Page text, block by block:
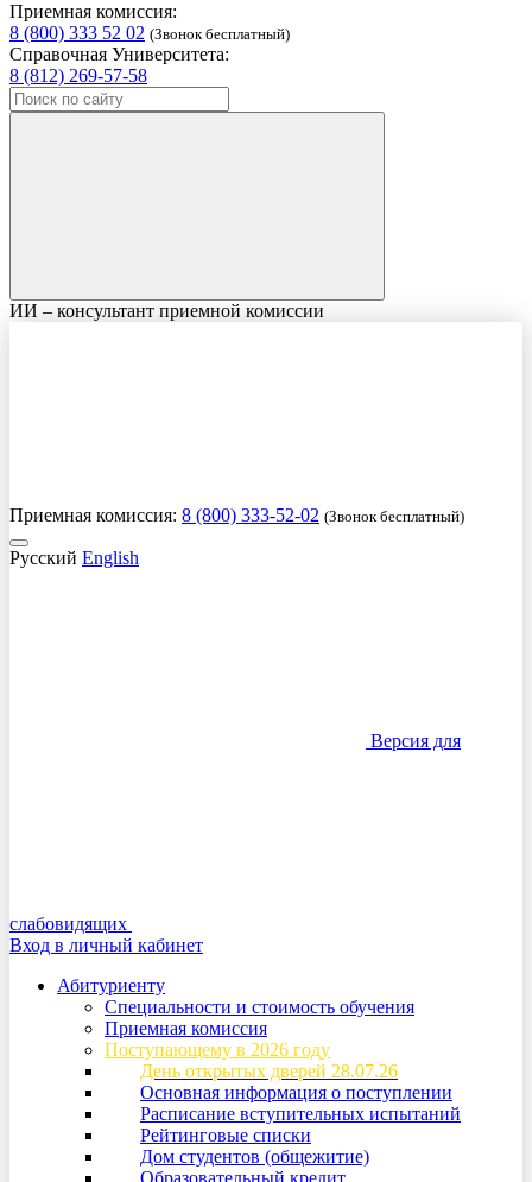
Приемная комиссия:
8 (800) 333 52 02 (Звонок бесплатный)
Справочная Университета:
8 (812) 269-57-58
ИИ – консультант приемной комиссии
Приемная комиссия: 8 (800) 333-52-02 (Звонок бесплатный)
Русский English
Версия для
слабовидящих
Вход в личный кабинет
Абитуриенту
Специальности и стоимость обучения
Приемная комиссия
Поступающему в 2026 году
День открытых дверей 28.07.26
Основная информация о поступлении
Расписание вступительных испытаний
Рейтинговые списки
Дом студентов (общежитие)
Образовательный кредит